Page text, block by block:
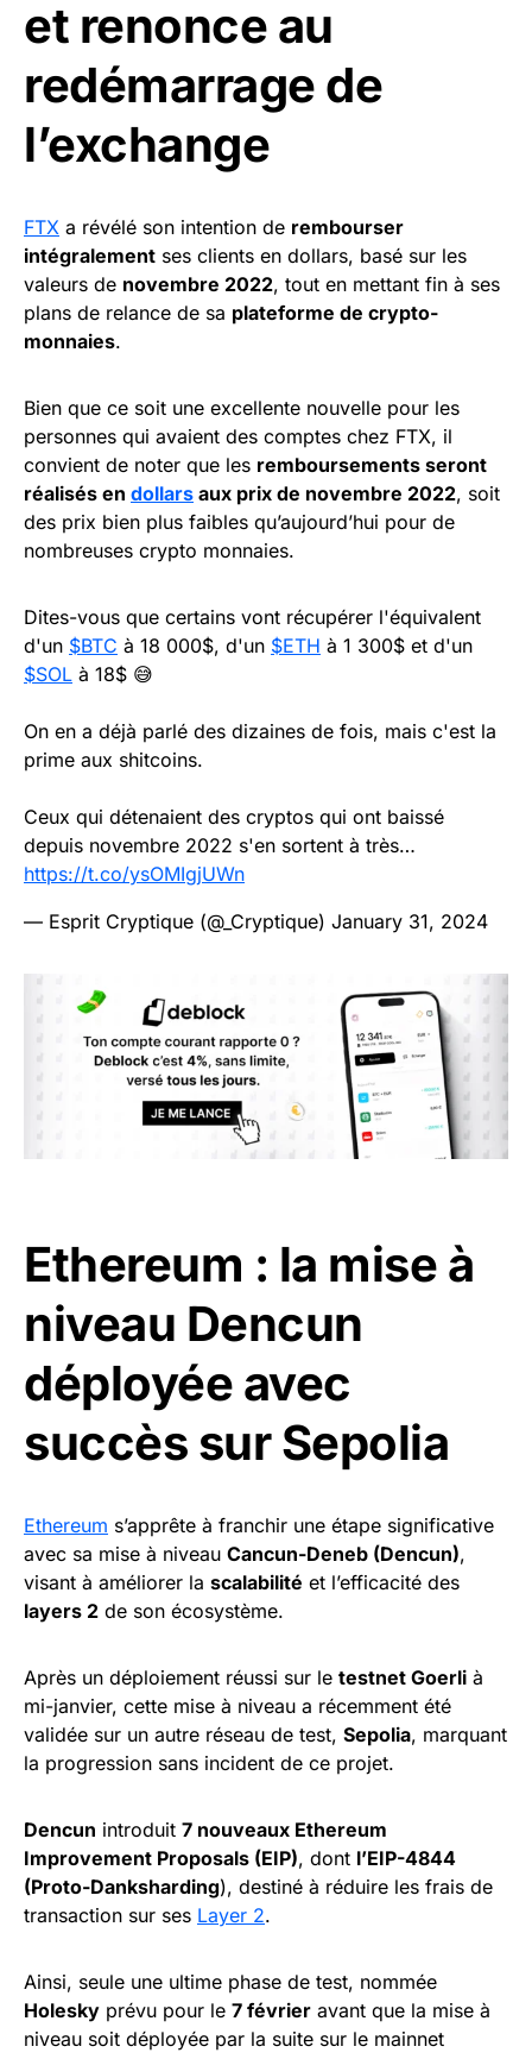
et renonce au
redémarrage de
l’exchange
FTX a révélé son intention de rembourser
intégralement ses clients en dollars, basé sur les
valeurs de novembre 2022, tout en mettant fin à ses
plans de relance de sa plateforme de crypto-
monnaies.
Bien que ce soit une excellente nouvelle pour les
personnes qui avaient des comptes chez FTX, il
convient de noter que les remboursements seront
réalisés en dollars aux prix de novembre 2022, soit
des prix bien plus faibles qu’aujourd’hui pour de
nombreuses crypto monnaies.
Dites-vous que certains vont récupérer l'équivalent
d'un $BTC à 18 000$, d'un $ETH à 1 300$ et d'un
$SOL à 18$ 😅
On en a déjà parlé des dizaines de fois, mais c'est la
prime aux shitcoins.
Ceux qui détenaient des cryptos qui ont baissé
depuis novembre 2022 s'en sortent à très…
https://t.co/ysOMIgjUWn
— Esprit Cryptique (@_Cryptique) January 31, 2024
Ethereum : la mise à
niveau Dencun
déployée avec
succès sur Sepolia
Ethereum s’apprête à franchir une étape significative
avec sa mise à niveau Cancun-Deneb (Dencun),
visant à améliorer la scalabilité et l’efficacité des
layers 2 de son écosystème.
Après un déploiement réussi sur le testnet Goerli à
mi-janvier, cette mise à niveau a récemment été
validée sur un autre réseau de test, Sepolia, marquant
la progression sans incident de ce projet.
Dencun introduit 7 nouveaux Ethereum
Improvement Proposals (EIP), dont l’EIP-4844
(Proto-Danksharding), destiné à réduire les frais de
transaction sur ses Layer 2.
Ainsi, seule une ultime phase de test, nommée
Holesky prévu pour le 7 février avant que la mise à
niveau soit déployée par la suite sur le mainnet